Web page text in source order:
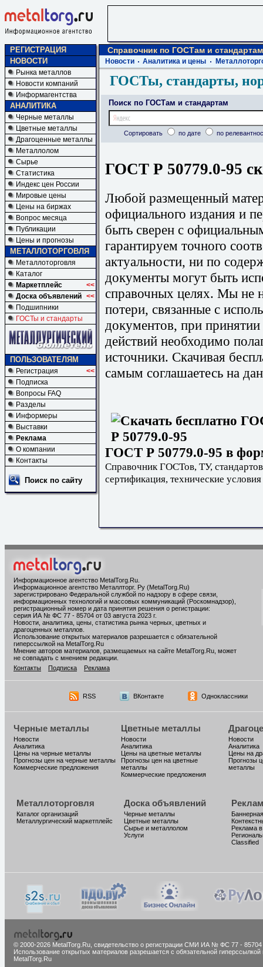
РЕГИСТРАЦИЯ
НОВОСТИ
Рынка металлов
Новости компаний
Информагентства
АНАЛИТИКА
Черные металлы
Цветные металлы
Драгоценные металлы
Металлолом
Сырье
Статистика
Индекс цен России
Мировые цены
Цены на биржах
Вопрос месяца
Публикации
Цены и прогнозы
МЕТАЛЛОТОРГОВЛЯ
Металлоторговля
Каталог
Маркетплейс
<<
Доска объявлений <<
Подшипники
ГОСТы и стандарты
ПОЛЬЗОВАТЕЛЯМ
Регистрация
<<
Подписка
Вопросы FAQ
Разделы
Информеры
Выставки
Реклама
О компании
Контакты
Поиск по сайту
Справочник по ГОСТам и стандартам
Новости Аналитика и цены
ГОСТы, стандарты,
Поиск по ГОСТам и стандартам
Сортировать по дате по
ГОСТ Р 50779.0-95
Любой размещенный
официального издания и
быть сверен с
гарантируем точного
актуальности, ни по
документы могут быть
справочных целях. Мы не
потери, связанные с
документов, при
действий необходимо
источники. Скачивая
самым соглашаетесь на
ГОСТ Р 50779.0-95 в
Справочник ГОСТов, ТУ,
сертификация, технические условия
Информационное агентство MetalTorg.Ru
Информационное агентство Металлторг. Ру (MetalTorg.Ru)
зарегистрировано Федеральной службой по надзору в сфере связи,
информационных технологий и массовых коммуникаций (Роскомнадзор),
регистрационный номер и дата принятия решения о регистрации:
серия ИА № ФС 77 - 85704 от 03 августа 2023 г.
Новости, аналитика, цены, статистика рынка черных, цветных и
драгоценных металлов.
Использование открытых материалов разрешается с обязательной
гиперссылкой на MetalTorg.Ru
Мнение авторов материалов, размещаемых на сайте MetalTorg.Ru, может
не совпадать с мнением редакции.
Контакты
Подписка Реклама
RSS ВКонтакте Одноклассники
Черные металлы
Новости
Аналитика
Цены на черные металлы
Прогнозы цен на черные металлы
Коммерческие предложения
Цветные металлы
Новости
Аналитика
Цены на цветные металлы
Прогнозы цен на цветные
металлы
Коммерческие предложения
Новости
Аналитика
Цены на
Прогнозы
металлы
Металлоторговля
Каталог организаций
Металлургический маркетплейс
Доска объявлений
Черные металлы
Цветные металлы
Сырье и металлолом
Услуги
Реклама
Classified
© 2000-2026 MetalTorg.Ru, cвидетельство о регистрации СМИ ИА № ФС 77 - 85704
Использование открытых материалов разрешается с обязательной гиперссылкой
MetalTorg.Ru